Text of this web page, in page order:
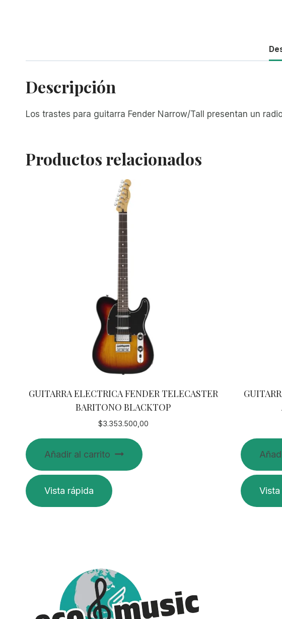
Descripción
Los trastes para guitarra Fender Narrow/Tall presentan un
Productos relacionados
GUITARRA ELECTRICA FENDER TELECASTER
BARITONO BLACKTOP
$3.353.500,00
Añadir al carrito
Vista rápida